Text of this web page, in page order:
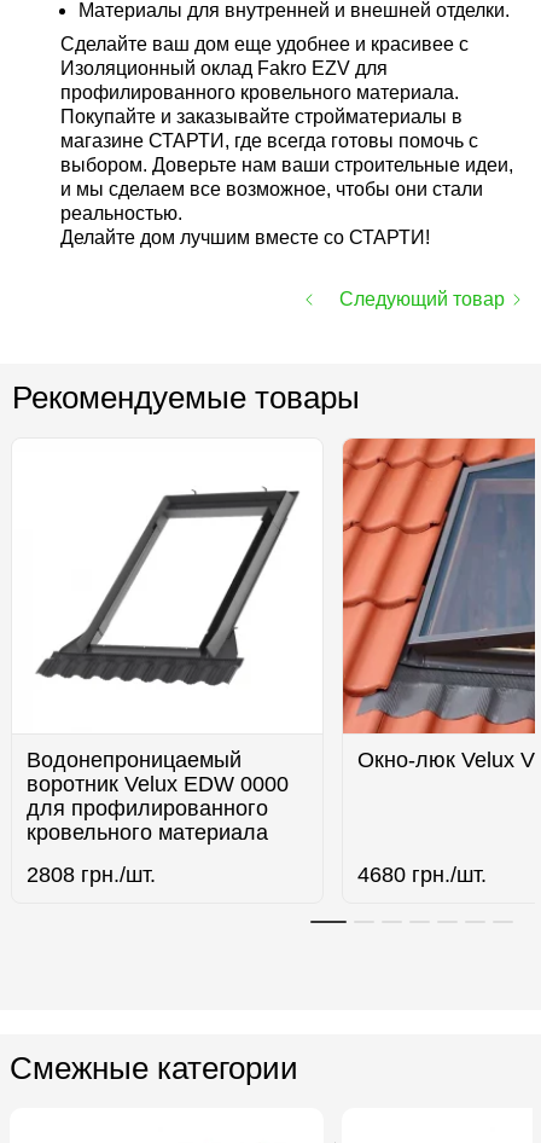
Материалы для внутренней и внешней отделки.
Сделайте ваш дом еще удобнее и красивее с
Изоляционный оклад Fakro EZV для
профилированного кровельного материала.
Покупайте и заказывайте стройматериалы в
магазине СТАРТИ, где всегда готовы помочь с
выбором. Доверьте нам ваши строительные идеи,
и мы сделаем все возможное, чтобы они стали
реальностью.
Делайте дом лучшим вместе со СТАРТИ!
Следующий товар
Рекомендуемые товары
Водонепроницаемый
воротник Velux EDW 0000
для профилированного
кровельного материала
2808 грн./шт.
Окно-люк Velux
4680 грн./шт.
Смежные категории